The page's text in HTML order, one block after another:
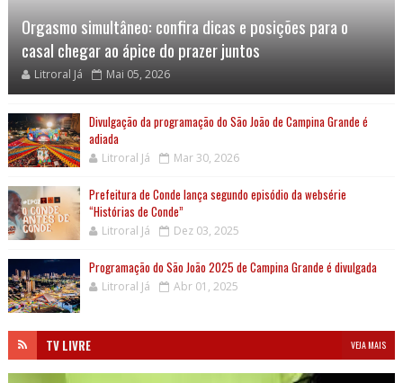
Orgasmo simultâneo: confira dicas e posições para o
casal chegar ao ápice do prazer juntos
Litroral Já Mai 05, 2026
Divulgação da programação do São João de Campina Grande é
adiada
Litroral Já Mar 30, 2026
Prefeitura de Conde lança segundo episódio da websérie
“Histórias de Conde”
Litroral Já Dez 03, 2025
Programação do São João 2025 de Campina Grande é divulgada
Litroral Já Abr 01, 2025
TV LIVRE VEJA MAIS